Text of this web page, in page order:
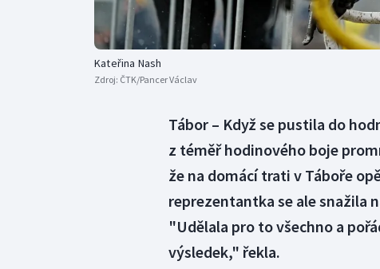
Kateřina Nash
Zdroj: ČTK/Pancer Václav
Tábor – Když se pustila do
z téměř hodinového boje
že na domácí trati v Táboře
reprezentantka se ale snažila
"Udělala pro to všechno a
výsledek," řekla.